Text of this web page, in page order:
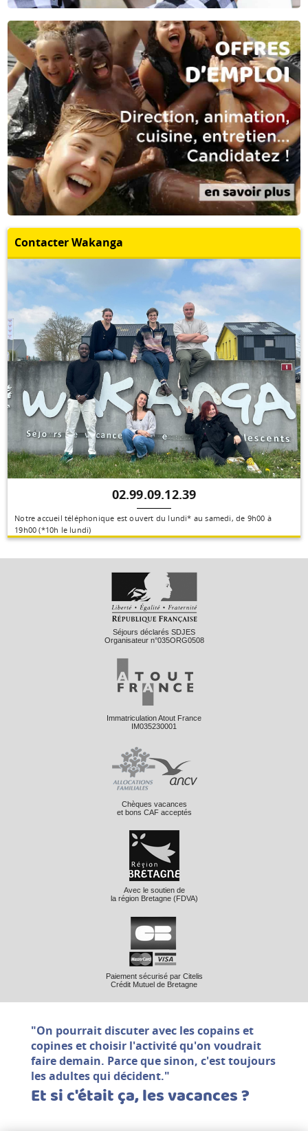
Contacter Wakanga
02.99.09.12.39
Notre accueil téléphonique est ouvert du lundi* au samedi, de 9h00 à
19h00 (*10h le lundi)
Séjours déclarés SDJES
Organisateur n°035ORG0508
Immatriculation Atout France
IM035230001
Chèques vacances
et bons CAF acceptés
Avec le soutien de
la région Bretagne (FDVA)
Paiement sécurisé par Citelis
Crédit Mutuel de Bretagne
"On pourrait discuter avec les copains et
copines et choisir l'activité qu'on voudrait
faire demain. Parce que sinon, c'est toujours
les adultes qui décident."
Et si c'était ça, les vacances ?